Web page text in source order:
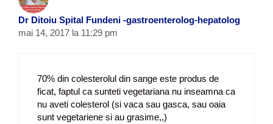
Dr Ditoiu Spital Fundeni -gastroenterolog-hepatolog
mai 14, 2017 la 11:29 pm
70% din colesterolul din sange este produs de
ficat, faptul ca sunteti vegetariana nu inseamna ca
nu aveti colesterol (si vaca sau gasca, sau oaia
sunt vegetariene si au grasime,,)